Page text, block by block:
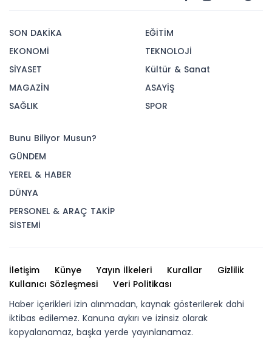
SON DAKİKA
EKONOMİ
SİYASET
MAGAZİN
SAĞLIK
EĞİTİM
TEKNOLOJİ
Kültür & Sanat
ASAYİŞ
SPOR
Bunu Biliyor Musun?
GÜNDEM
YEREL & HABER
DÜNYA
PERSONEL & ARAÇ TAKİP
SİSTEMİ
İletişim Künye Yayın İlkeleri Kurallar
Gizlilik
Kullanıcı Sözleşmesi
Veri Politikası
Haber içerikleri izin alınmadan, kaynak gösterilerek dahi
iktibas edilemez. Kanuna aykırı ve izinsiz olarak
kopyalanamaz, başka yerde yayınlanamaz.